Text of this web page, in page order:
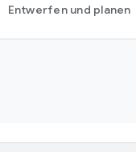
Entwerfen und planen